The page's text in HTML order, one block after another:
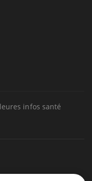
infos santé